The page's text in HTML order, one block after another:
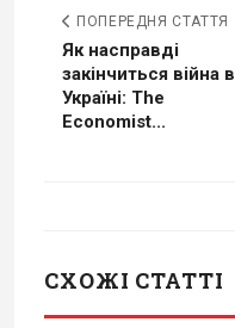
ПОПЕРЕДНЯ СТАТТЯ
Як насправді
закінчиться війна в
Україні: The
Economist...
СХОЖІ СТАТТІ